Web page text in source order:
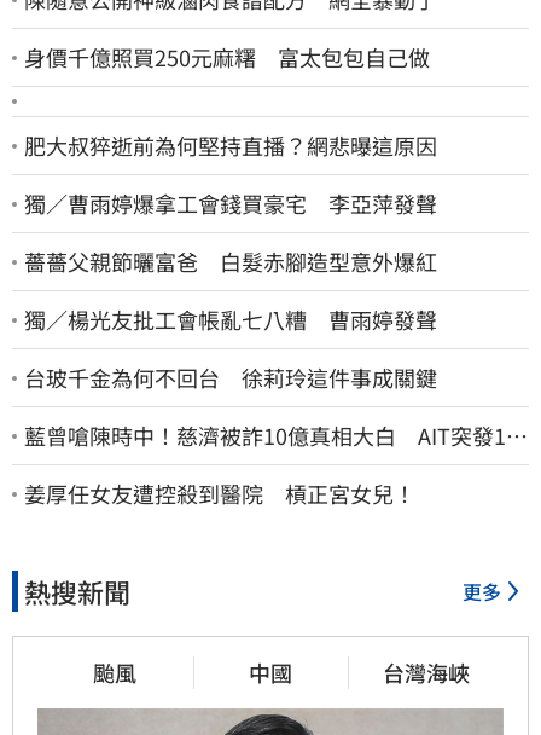
身價千億照買250元麻糬 富太包包自己做
肥大叔猝逝前為何堅持直播？網悲曝這原因
獨／曹雨婷爆拿工會錢買豪宅 李亞萍發聲
薔薔父親節曬富爸 白髮赤腳造型意外爆紅
獨／楊光友批工會帳亂七八糟 曹雨婷發聲
台玻千金為何不回台 徐莉玲這件事成關鍵
藍曾嗆陳時中！慈濟被詐10億真相大白 AIT突發1文
酸爆…他笑：真的很會
姜厚任女友遭控殺到醫院 槓正宮女兒！
熱搜新聞 更多
颱風 中國 台灣海峽